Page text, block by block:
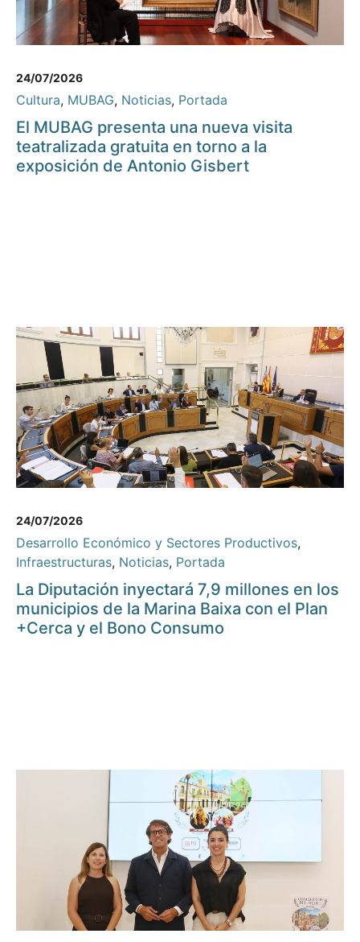
24/07/2026
Cultura, MUBAG, Noticias, Portada
El MUBAG presenta una nueva visita
teatralizada gratuita en torno a la
exposición de Antonio Gisbert
24/07/2026
Desarrollo Económico y Sectores Productivos,
Infraestructuras, Noticias, Portada
La Diputación inyectará 7,9 millones en los
municipios de la Marina Baixa con el Plan
+Cerca y el Bono Consumo